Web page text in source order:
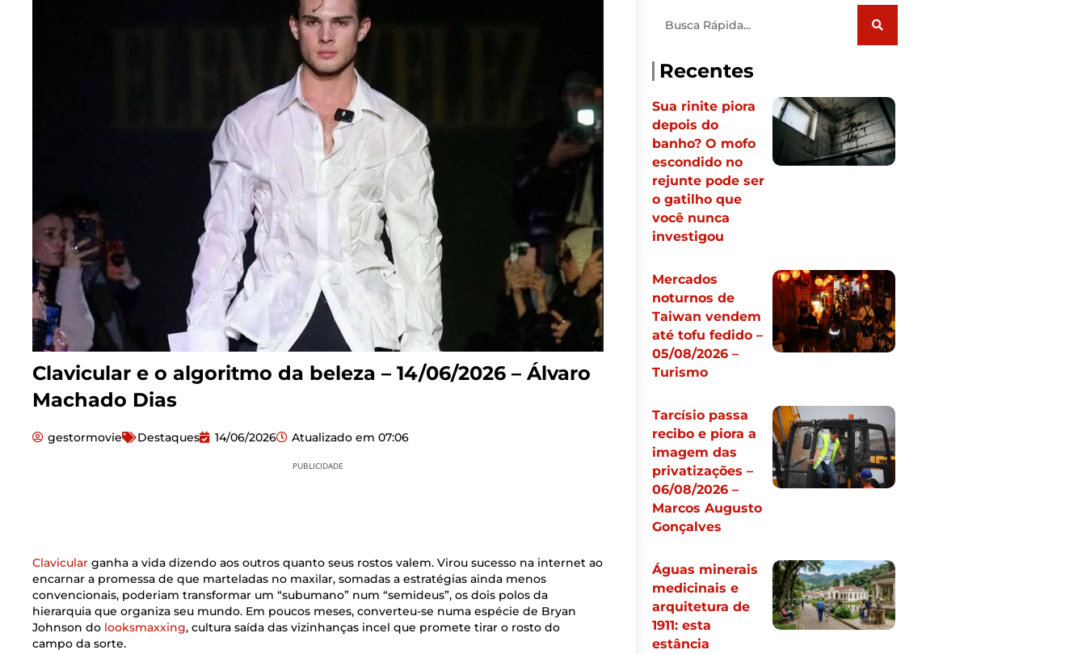
Clavicular e o algoritmo da beleza – 14/06/2026 – Álvaro
Machado Dias
gestormovie Destaques 14/06/2026 Atualizado em 07:06
PUBLICIDADE
Clavicular ganha a vida dizendo aos outros quanto seus rostos valem. Virou sucesso na internet ao
encarnar a promessa de que marteladas no maxilar, somadas a estratégias ainda menos
convencionais, poderiam transformar um “subumano” num “semideus”, os dois polos da
hierarquia que organiza seu mundo. Em poucos meses, converteu-se numa espécie de Bryan
Johnson do looksmaxxing, cultura saída das vizinhanças incel que promete tirar o rosto do
campo da sorte.
Recentes
Sua rinite piora
depois do
banho? O mofo
escondido no
rejunte pode ser
o gatilho que
você nunca
investigou
Mercados
noturnos de
Taiwan vendem
até tofu fedido –
05/08/2026 –
Turismo
Tarcísio passa
recibo e piora a
imagem das
privatizações –
06/08/2026 –
Marcos Augusto
Gonçalves
Águas minerais
medicinais e
arquitetura de
1911: esta
estância